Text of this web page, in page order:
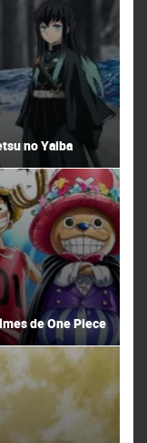
no Yaiba
de One Piece